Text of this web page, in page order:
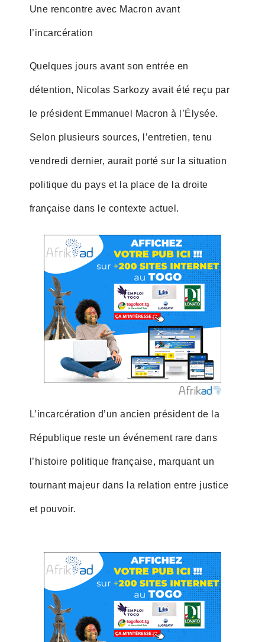
Une rencontre avec Macron avant
l’incarcération
Quelques jours avant son entrée en
détention, Nicolas Sarkozy avait été reçu par
le président Emmanuel Macron à l’Élysée.
Selon plusieurs sources, l’entretien, tenu
vendredi dernier, aurait porté sur la situation
politique du pays et la place de la droite
française dans le contexte actuel.
L’incarcération d’un ancien président de la
République reste un événement rare dans
l’histoire politique française, marquant un
tournant majeur dans la relation entre justice
et pouvoir.